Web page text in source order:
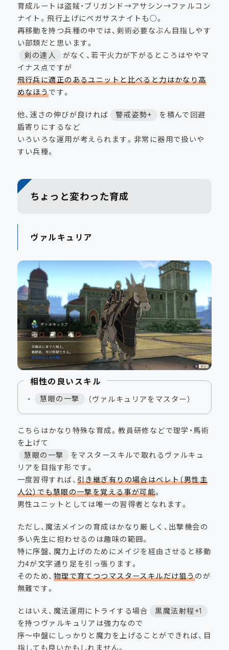
育成ルートは盗賊・ブリガンド→アサシン→ファルコン
ナイト。飛行上げにペガサスナイトも○。
再移動を持つ兵種の中では、剣術必要なぶん目指しやす
い部類だと思います。
剣の達人
がなく、若干火力が下がるところはややマ
イナス点ですが
飛行兵に適正のあるユニットと比べると力はかなり高
めなほうです。
他、速さの伸びが良ければ 警戒姿勢+
を積んで回避
盾寄りにするなど
いろいろな運用が考えられます。非常に器用で扱いや
すい兵種。
ちょっと変わった育成
ヴァルキュリア
相性の良いスキル
慧眼の一撃 （ヴァルキュリアをマスター）
こちらはかなり特殊な育成。教員研修などで理学・馬術
を上げて
慧眼の一撃
をマスタースキルで取れるヴァルキュ
リアを目指す形です。
一度習得すれば、引き継ぎ有りの場合はベレト（男性主
人公）でも慧眼の一撃を覚える事が可能。
男性ユニットとしては唯一の習得者となれます。
ただし、魔法メインの育成はかなり厳しく、出撃機会の
多い先生に担わせるのは趣味の範囲。
特に序盤、魔力上げのためにメイジを経由させると移動
力4が文字通り足を引っ張ります。
そのため、 物理で育てつつマスタースキルだけ狙うのが
無難です。
とはいえ、魔法運用にトライする場合
黒魔法射程+1
を持つヴァルキュリアは強力なので
序〜中盤にしっかりと魔力を上げることができれば、目
指しても良いかもしれません。